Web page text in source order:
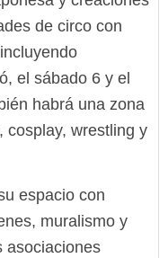
de circo con
el sábado 6 y el
habrá una zona
cosplay, wrestling y
espacio con
muralismo y
asociaciones